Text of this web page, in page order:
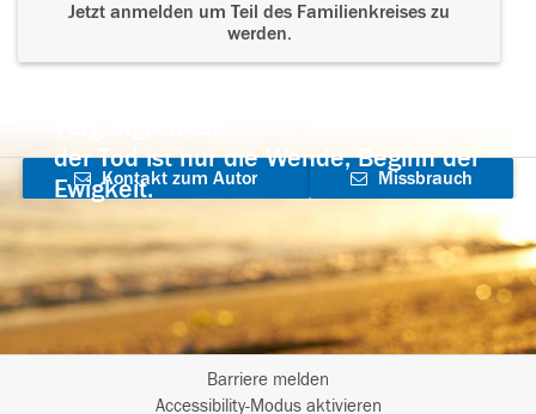
Jetzt anmelden um Teil des Familienkreises zu
werden.
der Tod ist nur die Wende, Beginn der
Ewigkeit.
Kontakt zum Autor
aufnehmen
Missbrauch
Barriere melden
Accessibility-Modus aktivieren